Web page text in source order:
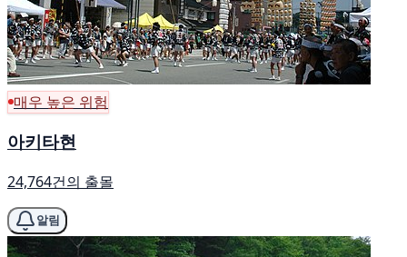
매우 높은 위험
아키타현
24,764건의 출몰
알림